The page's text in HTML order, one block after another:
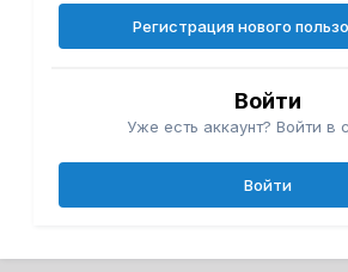
Регистрация нового
Войти
Уже есть аккаунт? Войти в
Войти